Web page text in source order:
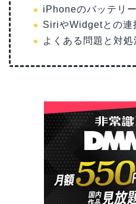
iPhoneのバッテリ
SiriやWidgetとの連
よくある問題と対